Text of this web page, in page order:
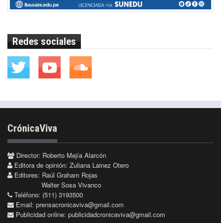
Redes sociales
CrónicaViva
Director: Roberto Mejía Alarcón
Editora de opinión: Zuliana Lainez Otero
Editores: Raúl Graham Rojas
Walter Sosa Vivanco
Teléfono: (511) 3193500
Email: prensacronicaviva@gmail.com
Publicidad online: publicidadcronicaviva@gmail.com